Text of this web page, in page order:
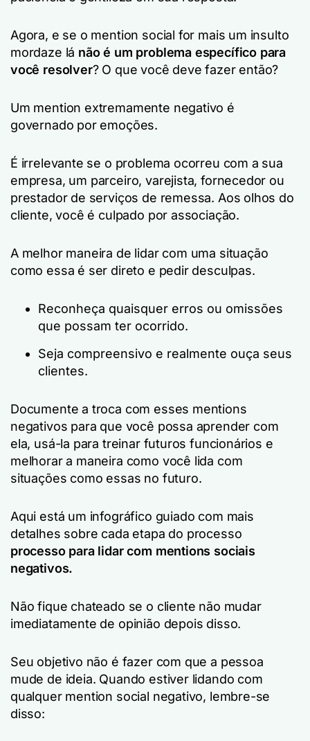
Agora, e se o mention social for mais um insulto
mordaze lá não é um problema específico para
você resolver? O que você deve fazer então?
Um mention extremamente negativo é
governado por emoções.
É irrelevante se o problema ocorreu com a sua
empresa, um parceiro, varejista, fornecedor ou
prestador de serviços de remessa. Aos olhos do
cliente, você é culpado por associação.
A melhor maneira de lidar com uma situação
como essa é ser direto e pedir desculpas.
Reconheça quaisquer erros ou omissões
que possam ter ocorrido.
Seja compreensivo e realmente ouça seus
clientes.
Documente a troca com esses mentions
negativos para que você possa aprender com
ela, usá-la para treinar futuros funcionários e
melhorar a maneira como você lida com
situações como essas no futuro.
Aqui está um infográfico guiado com mais
detalhes sobre cada etapa do processo
processo para lidar com mentions sociais
negativos.
Não fique chateado se o cliente não mudar
imediatamente de opinião depois disso.
Seu objetivo não é fazer com que a pessoa
mude de ideia. Quando estiver lidando com
qualquer mention social negativo, lembre-se
disso: